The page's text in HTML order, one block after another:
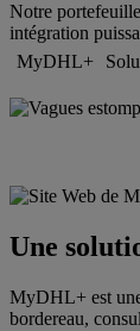
Notre
intégration
MyDHL+
Une
MyDHL+ est
bordereau,